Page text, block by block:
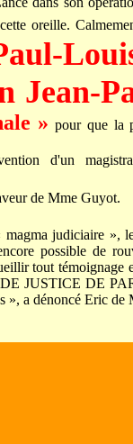
oreille.
Jean-
» pour que la
d'un
de Mme Guyot.
judiciaire »,
possible de
tout
JUSTICE DE
», a dénoncé Eric